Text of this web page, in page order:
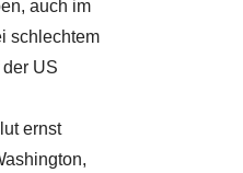
auch im
schlechtem
US
ernst